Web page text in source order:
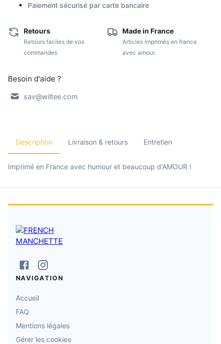
Paiement sécurisé par carte bancaire
Retours
Retours faciles de vos
commandes
Made in France
Articles imprimés en france
avec amour.
Besoin d'aide ?
sav@wiltee.com
Description Livraison & retours Entretien
Imprimé en France avec humour et beaucoup d'AMOUR !
NAVIGATION
Accueil
FAQ
Mentions légales
Gérer les cookies